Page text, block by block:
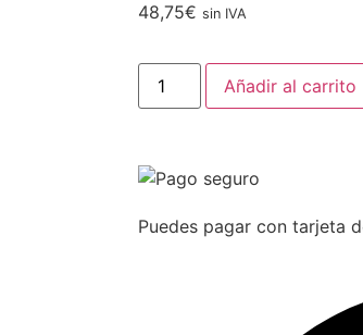
48,75€ sin IVA
Añadir al carrito
Puedes pagar con tarjeta